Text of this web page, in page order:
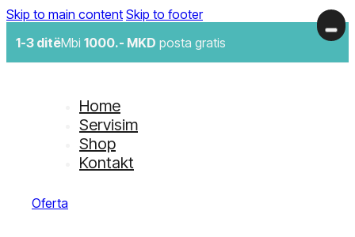
Skip to main content Skip to footer
1-3 ditëMbi 1000.- MKD posta gratis
Home
Servisim
Shop
Kontakt
Oferta